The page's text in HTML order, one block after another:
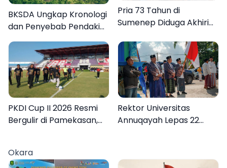
BKSDA Ungkap Kronologi
dan Penyebab Pendaki
asal Sumenep Meninggal
di Gunung Argopuro
Pria 73 Tahun di
Sumenep Diduga Akhiri
PKDI Cup II 2026 Resmi
Bergulir di Pamekasan,
Rektor Universitas
Annuqayah Lepas 22
Suci dan Jeddah
Okara